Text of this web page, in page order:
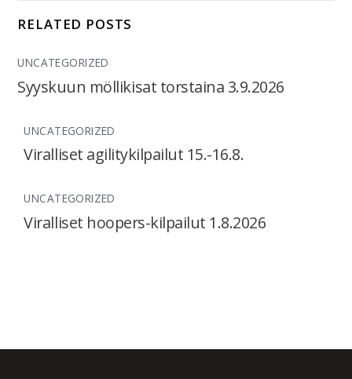
RELATED POSTS
UNCATEGORIZED
Syyskuun möllikisat torstaina 3.9.2026
UNCATEGORIZED
Viralliset agilitykilpailut 15.-16.8.
UNCATEGORIZED
Viralliset hoopers-kilpailut 1.8.2026